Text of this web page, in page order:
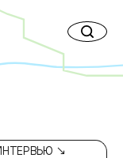
↘